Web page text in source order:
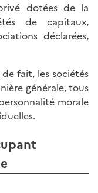
dotées de la
de capitaux,
déclarées,
fait, les sociétés
générale, tous
morale